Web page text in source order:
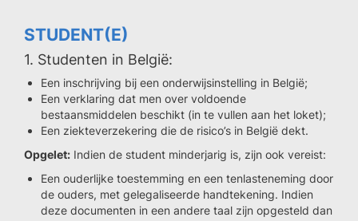
STUDENT(E)
1. Studenten in België:
Een inschrijving bij een onderwijsinstelling in België;
Een verklaring dat men over voldoende
bestaansmiddelen beschikt (in te vullen aan het loket);
Een ziekteverzekering die de risico’s in België dekt.
Opgelet: Indien de student minderjarig is, zijn ook vereist:
Een ouderlijke toestemming en een tenlasteneming door
de ouders, met gelegaliseerde handtekening. Indien
deze documenten in een andere taal zijn opgesteld dan